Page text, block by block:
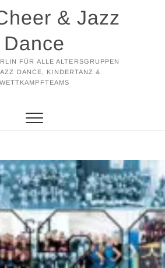
& Jazz
Dance
FÜR ALLE ALTERSGRUPPEN
DANCE, KINDERTANZ &
WETTKAMPFTEAMS